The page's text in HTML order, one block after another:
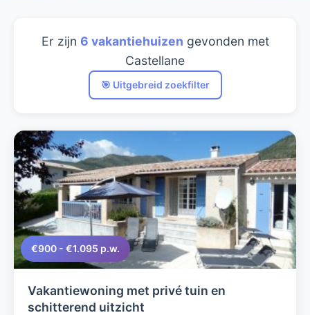
Er zijn 6 vakantiehuizen gevonden met
Castellane
🎯 Uitgebreid zoekfilter
€900 - €1.095 p.w.
Vakantiewoning met privé tuin en
schitterend uitzicht